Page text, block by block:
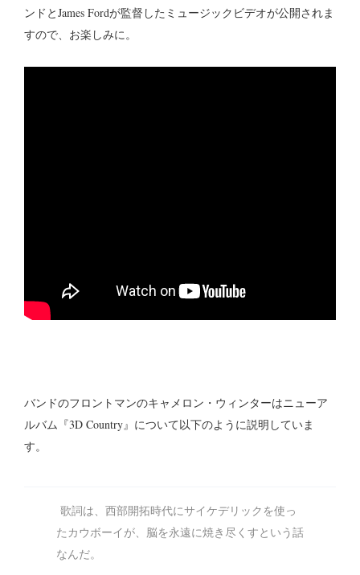
ンドとJames Fordが監督したミュージックビデオが公開されま
すので、お楽しみに。
バンドのフロントマンのキャメロン・ウィンターはニューア
ルバム『3D Country』について以下のように説明していま
す。
歌詞は、西部開拓時代にサイケデリックを使っ
たカウボーイが、脳を永遠に焼き尽くすという話
なんだ。